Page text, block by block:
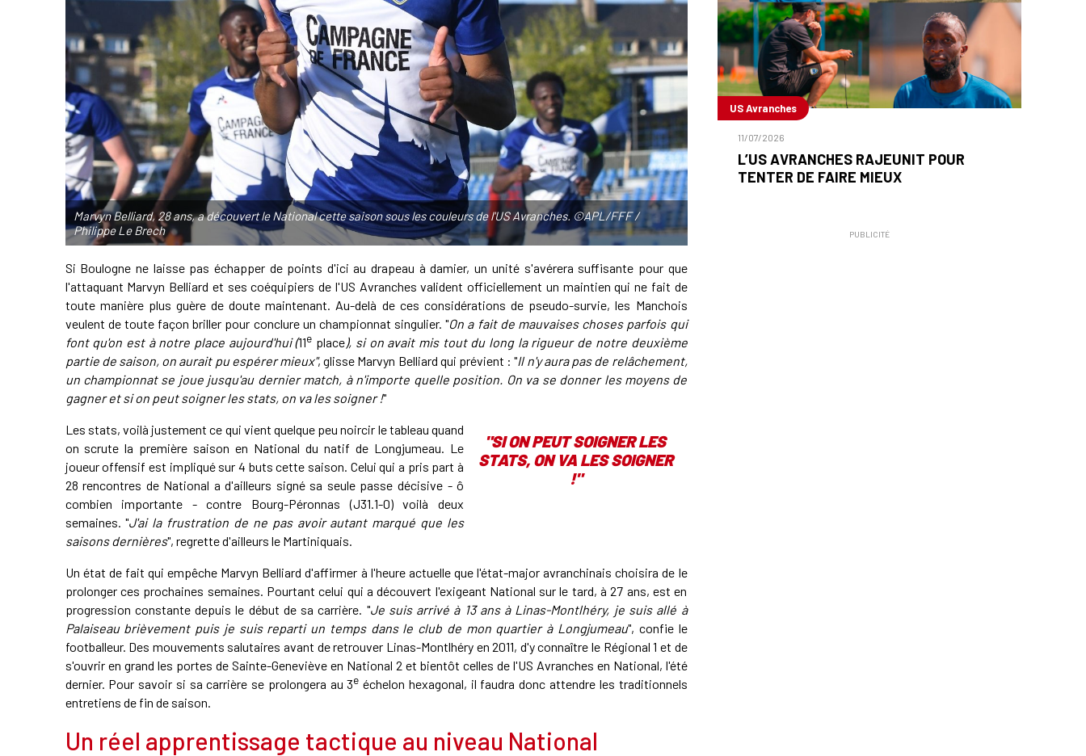
Marvyn Belliard, 28 ans, a découvert le National cette saison sous les couleurs de l'US Avranches. ©APL/FFF /
Philippe Le Brech
Si Boulogne ne laisse pas échapper de points d'ici au drapeau à damier, un unité s'avérera suffisante pour que
l'attaquant Marvyn Belliard et ses coéquipiers de l'US Avranches valident officiellement un maintien qui ne fait de
toute manière plus guère de doute maintenant. Au-delà de ces considérations de pseudo-survie, les Manchois
veulent de toute façon briller pour conclure un championnat singulier. "On a fait de mauvaises choses parfois qui
font qu'on est à notre place aujourd'hui (11e place), si on avait mis tout du long la rigueur de notre deuxième
partie de saison, on aurait pu espérer mieux", glisse Marvyn Belliard qui prévient : "Il n'y aura pas de relâchement,
un championnat se joue jusqu'au dernier match, à n'importe quelle position. On va se donner les moyens de
gagner et si on peut soigner les stats, on va les soigner !"
"SI ON PEUT SOIGNER LES
STATS, ON VA LES SOIGNER
!"
Les stats, voilà justement ce qui vient quelque peu noircir le tableau quand
on scrute la première saison en National du natif de Longjumeau. Le
joueur offensif est impliqué sur 4 buts cette saison. Celui qui a pris part à
28 rencontres de National a d'ailleurs signé sa seule passe décisive - ô
combien importante - contre Bourg-Péronnas (J31.1-0) voilà deux
semaines. "J'ai la frustration de ne pas avoir autant marqué que les
saisons dernières", regrette d'ailleurs le Martiniquais.
Un état de fait qui empêche Marvyn Belliard d'affirmer à l'heure actuelle que l'état-major avranchinais choisira de le
prolonger ces prochaines semaines. Pourtant celui qui a découvert l'exigeant National sur le tard, à 27 ans, est en
progression constante depuis le début de sa carrière. "Je suis arrivé à 13 ans à Linas-Montlhéry, je suis allé à
Palaiseau brièvement puis je suis reparti un temps dans le club de mon quartier à Longjumeau", confie le
footballeur. Des mouvements salutaires avant de retrouver Linas-Montlhéry en 2011, d'y connaître le Régional 1 et de
s'ouvrir en grand les portes de Sainte-Geneviève en National 2 et bientôt celles de l'US Avranches en National, l'été
dernier. Pour savoir si sa carrière se prolongera au 3e échelon hexagonal, il faudra donc attendre les traditionnels
entretiens de fin de saison.
Un réel apprentissage tactique au niveau National
US Avranches
11/07/2026
L’US AVRANCHES RAJEUNIT POUR
TENTER DE FAIRE MIEUX
PUBLICITÉ